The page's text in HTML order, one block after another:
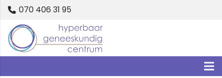
070 406 31 95